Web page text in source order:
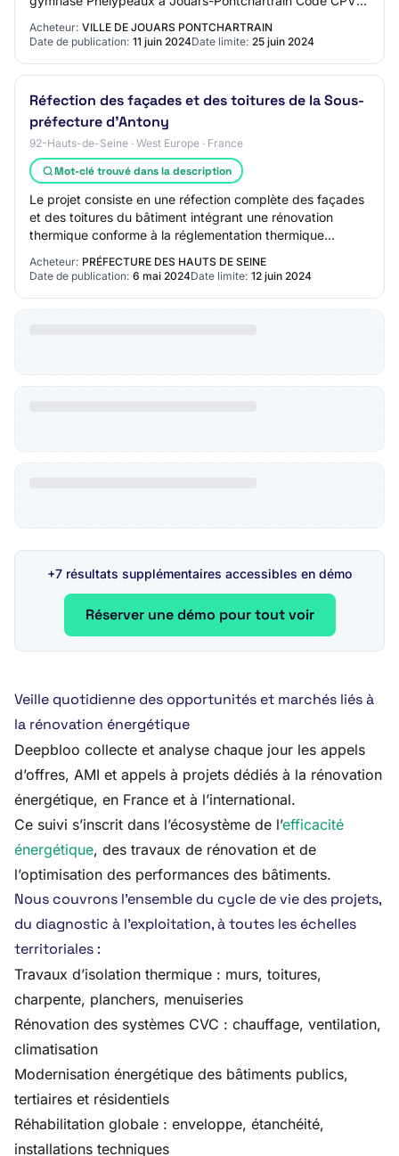
Acheteur: VILLE DE JOUARS PONTCHARTRAIN
Date de publication: 11 juin 2024Date limite: 25 juin 2024
Réfection des façades et des toitures de la Sous-
préfecture d'Antony
92-Hauts-de-Seine · West Europe · France
Mot-clé trouvé dans la description
Le projet consiste en une réfection complète des façades
et des toitures du bâtiment intégrant une rénovation
thermique conforme à la réglementation thermique
RE2020 et au décret tertiaire.
Acheteur: PRÉFECTURE DES HAUTS DE SEINE
Date de publication: 6 mai 2024Date limite: 12 juin 2024
+7 résultats supplémentaires accessibles en démo
Réserver une démo pour tout voir
Veille quotidienne des opportunités et marchés liés à
la rénovation énergétique
Deepbloo collecte et analyse chaque jour les appels
d’offres, AMI et appels à projets dédiés à la rénovation
énergétique, en France et à l’international.
Ce suivi s’inscrit dans l’écosystème de l’efficacité
énergétique, des travaux de rénovation et de
l’optimisation des performances des bâtiments.
Nous couvrons l’ensemble du cycle de vie des projets,
du diagnostic à l’exploitation, à toutes les échelles
territoriales :
Travaux d’isolation thermique : murs, toitures,
charpente, planchers, menuiseries
Rénovation des systèmes CVC : chauffage, ventilation,
climatisation
Modernisation énergétique des bâtiments publics,
tertiaires et résidentiels
Réhabilitation globale : enveloppe, étanchéité,
installations techniques